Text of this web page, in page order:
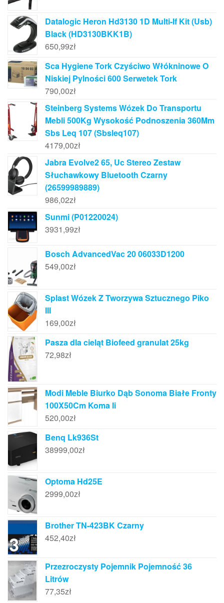
Datalogic Heron Hd3130 1D Multi-If Kit (Usb)
Black (HD3130BKK1B)
650,99zł
Sca Hygiene Tork Czyściwo Włókninowe O
Niskiej Pylności 600 Serwetek Tork
790,00zł
Steinberg Systems Wózek Do Transportu
Mebli 500Kg Wysokość Podnoszenia 360Mm
Sbs Leq 107 (Sbsleq107)
4179,00zł
Jabra Evolve2 65, Uc Stereo Zestaw
Słuchawkowy Bluetooth Czarny
(26599989889)
986,02zł
Sunmi (P01220024)
3931,99zł
Bosch AdvancedVac 20 06033D1200
549,00zł
Splast Wózek Z Tworzywa Sztucznego Piko
III
169,00zł
Pasza dla cieląt Biofeed granulat 25kg
72,98zł
Modi Meble Biurko Dąb Sonoma Białe Fronty
100X50Cm Koma Ii
520,00zł
Benq Lk936St
38999,00zł
Optoma Hd25E
2999,00zł
Brother TN-423BK Czarny
452,40zł
Przezroczysty Pojemnik Pojemność 36
Litrów
77,35zł